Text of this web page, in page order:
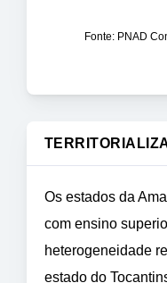
Fonte: PNAD
Os estados da
com ensino
heterogeneidade
estado do